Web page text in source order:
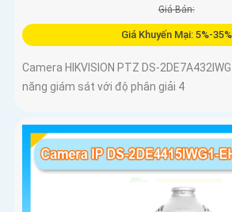
Giá Bán:
Giá Khuyến Mại: 5%-35%
Camera HIKVISION PTZ DS-
năng giám sát với độ phân giải 4